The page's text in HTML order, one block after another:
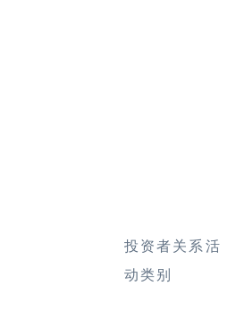
投资者关系活
动类别